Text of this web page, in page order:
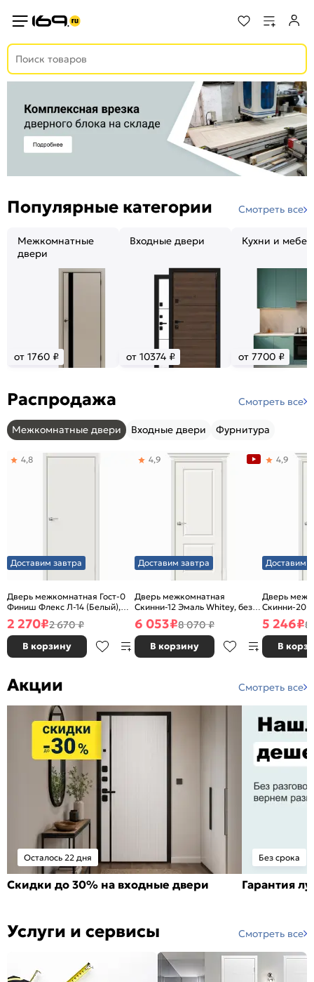
Популярные категории Смотреть все
Межкомнатные
двери
от 1760 ₽
Входные двери
от 10374 ₽
Кухни и
от 7700 ₽
Распродажа Смотреть все
Межкомнатные двери Входные двери Фурнитура
Доставим завтра
Дверь межкомнатная Гост-0
Финиш Флекс Л-14 (Белый),
глухая, каркасно-щитовая
4,8
2 270₽2 670 ₽
В корзину
Доставим завтра
Дверь межкомнатная
Скинни-12 Эмаль Whitey, без
декора, глухая, без стекла,
без кромки, скиновая
4,9
6 053₽8 070 ₽
В корзину
Доставим
Дверь
Скинни-20
декора,
без кромки,
4,9
5 246₽8
В
Акции Смотреть все
Осталось 22 дня
Скидки до 30% на входные двери
Без срока
Гарантия
Услуги и сервисы Смотреть все